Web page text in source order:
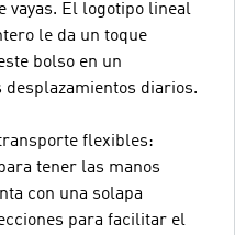
vayas. El logotipo lineal
le da un toque
bolso en un
desplazamientos diarios.
flexibles:
tener las manos
con una solapa
para facilitar el